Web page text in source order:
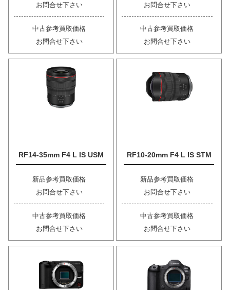
お問合せ下さい
中古参考買取価格
お問合せ下さい
お問合せ下さい
中古参考買取価格
お問合せ下さい
RF14-35mm F4 L IS USM
新品参考買取価格
お問合せ下さい
中古参考買取価格
お問合せ下さい
RF10-20mm F4 L IS STM
新品参考買取価格
お問合せ下さい
中古参考買取価格
お問合せ下さい